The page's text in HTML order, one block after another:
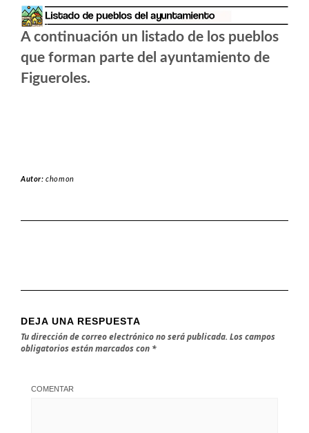
A continuación un listado de los pueblos
que forman parte del ayuntamiento de
Figueroles.
Autor:chomon
DEJA UNA RESPUESTA
Tu dirección de correo electrónico no será publicada. Los campos
obligatorios están marcados con *
COMENTAR